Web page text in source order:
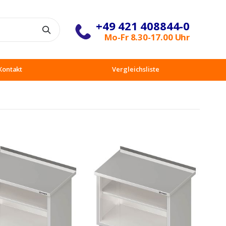
+49 421 408844-0
Mo-Fr 8.30-17.00 Uhr
Vergleichsliste